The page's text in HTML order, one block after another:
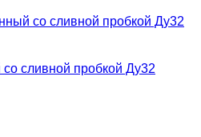
со сливной пробкой Ду32